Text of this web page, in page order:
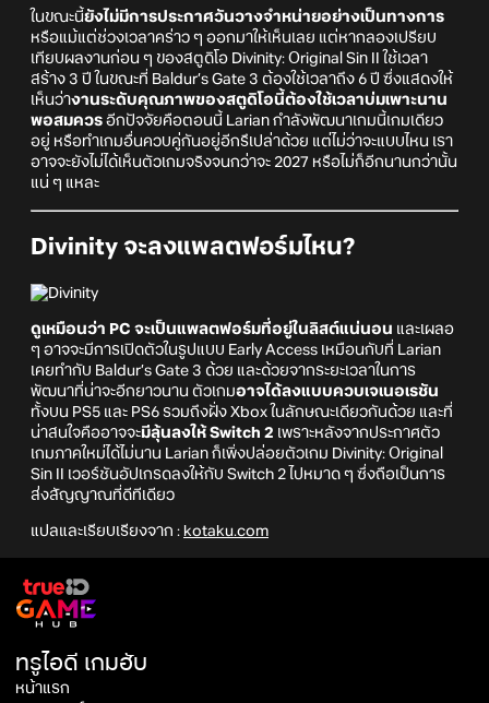
ในขณะนี้ยังไม่มีการประกาศวันวางจำหน่ายอย่างเป็นทางการ
หรือแม้แต่ช่วงเวลาคร่าว ๆ ออกมาให้เห็นเลย แต่หากลองเปรียบ
เทียบผลงานก่อน ๆ ของสตูดิโอ Divinity: Original Sin II ใช้เวลา
สร้าง 3 ปี ในขณะที่ Baldur’s Gate 3 ต้องใช้เวลาถึง 6 ปี ซึ่งแสดงให้
เห็นว่างานระดับคุณภาพของสตูดิโอนี้ต้องใช้เวลาบ่มเพาะนาน
พอสมควร อีกปัจจัยคือตอนนี้ Larian กำลังพัฒนาเกมนี้เกมเดียว
อยู่ หรือทำเกมอื่นควบคู่กันอยู่อีกรึเปล่าด้วย แต่ไม่ว่าจะแบบไหน เรา
อาจจะยังไม่ได้เห็นตัวเกมจริงจนกว่าจะ 2027 หรือไม่ก็อีกนานกว่านั้น
แน่ ๆ แหละ
Divinity จะลงแพลตฟอร์มไหน?
ดูเหมือนว่า PC จะเป็นแพลตฟอร์มที่อยู่ในลิสต์แน่นอน และเผลอ
ๆ อาจจะมีการเปิดตัวในรูปแบบ Early Access เหมือนกับที่ Larian
เคยทำกับ Baldur’s Gate 3 ด้วย และด้วยจากระยะเวลาในการ
พัฒนาที่น่าจะอีกยาวนาน ตัวเกมอาจได้ลงแบบควบเจเนอเรชัน
ทั้งบน PS5 และ PS6 รวมถึงฝั่ง Xbox ในลักษณะเดียวกันด้วย และที่
น่าสนใจคืออาจจะมีลุ้นลงให้ Switch 2 เพราะหลังจากประกาศตัว
เกมภาคใหม่ได้ไม่นาน Larian ก็เพิ่งปล่อยตัวเกม Divinity: Original
Sin II เวอร์ชันอัปเกรดลงให้กับ Switch 2 ไปหมาด ๆ ซึ่งถือเป็นการ
ส่งสัญญาณที่ดีทีเดียว
แปลและเรียบเรียงจาก : kotaku.com
ทรูไอดี เกมฮับ
หน้าแรก